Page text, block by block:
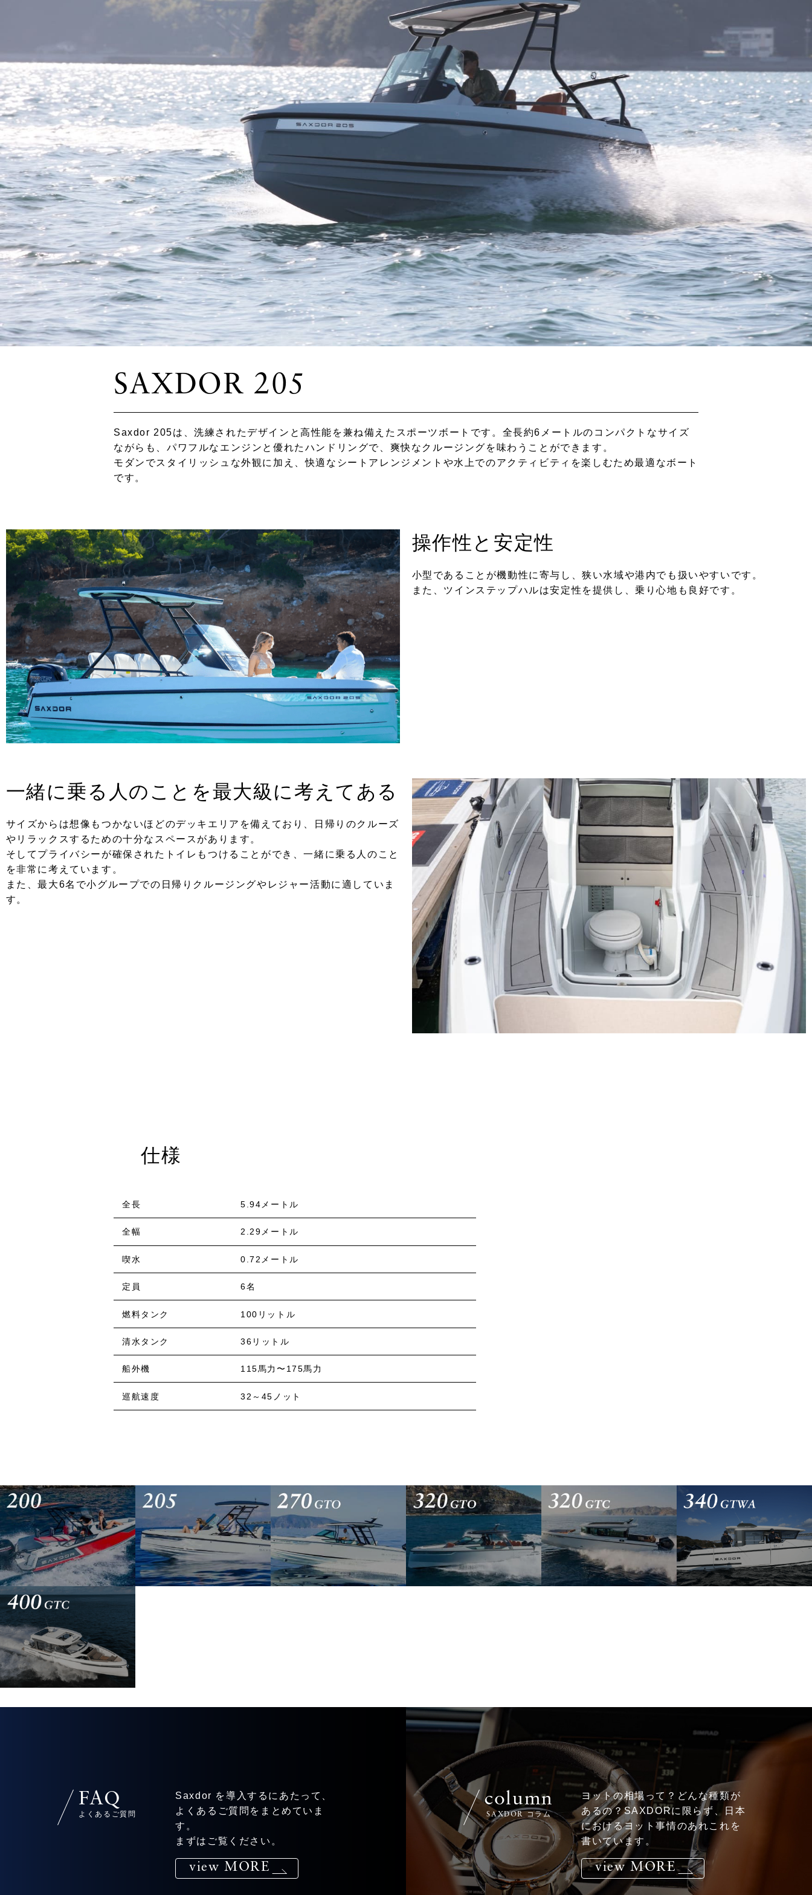
SAXDOR 205
Saxdor 205は、洗練されたデザインと高性能を兼ね備えたスポーツボートです。全長約6メートルのコンパクトなサイズ
ながらも、パワフルなエンジンと優れたハンドリングで、爽快なクルージングを味わうことができます。
モダンでスタイリッシュな外観に加え、快適なシートアレンジメントや水上でのアクティビティを楽しむため最適なボート
です。
操作性と安定性
小型であることが機動性に寄与し、狭い水域や港内でも扱いやすいです。
また、ツインステップハルは安定性を提供し、乗り心地も良好です。
一緒に乗る人のことを最大級に考えてある
サイズからは想像もつかないほどのデッキエリアを備えており、日帰りのクルーズ
やリラックスするための十分なスペースがあります。
そしてプライバシーが確保されたトイレもつけることができ、一緒に乗る人のこと
を非常に考えています。
また、最大6名で小グループでの日帰りクルージングやレジャー活動に適していま
す。
仕様
全長 5.94メートル
全幅 2.29メートル
喫水 0.72メートル
定員 6名
燃料タンク 100リットル
清水タンク 36リットル
船外機 115馬力〜175馬力
巡航速度 32～45ノット
FAQ
よくあるご質問
Saxdor を導入するにあたって、
よくあるご質問をまとめていま
す。
まずはご覧ください。
view MORE
column
SAXDOR コラム
ヨットの相場って？どんな種類が
あるの？SAXDORに限らず、日本
におけるヨット事情のあれこれを
書いています。
view MORE